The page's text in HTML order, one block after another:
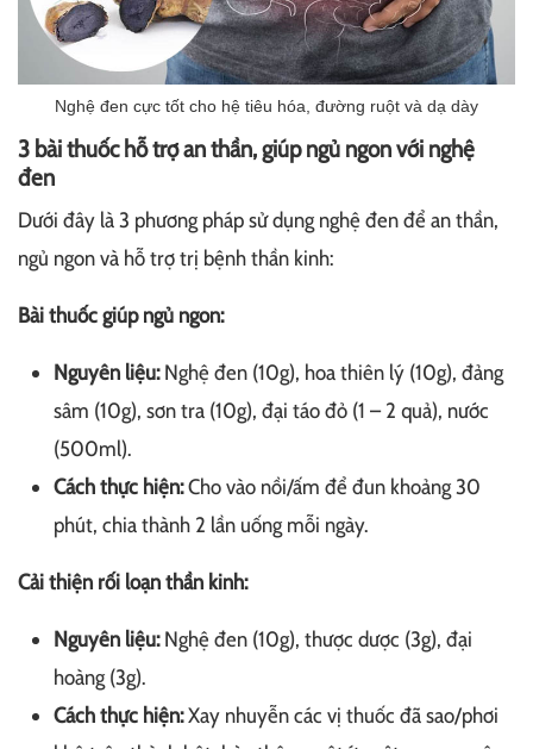
Nghệ đen cực tốt cho hệ tiêu hóa, đường ruột và dạ dày
3 bài thuốc hỗ trợ an thần, giúp ngủ ngon với nghệ
đen
Dưới đây là 3 phương pháp sử dụng nghệ đen để an thần,
ngủ ngon và hỗ trợ trị bệnh thần kinh:
Bài thuốc giúp ngủ ngon:
Nguyên liệu:Nghệ đen (10g), hoa thiên lý (10g), đảng
sâm (10g), sơn tra (10g), đại táo đỏ (1 – 2 quả), nước
(500ml).
Cách thực hiện:Cho vào nồi/ấm để đun khoảng 30
phút, chia thành 2 lần uống mỗi ngày.
Cải thiện rối loạn thần kinh:
Nguyên liệu:Nghệ đen (10g), thược dược (3g), đại
hoàng (3g).
Cách thực hiện:Xay nhuyễn các vị thuốc đã sao/phơi